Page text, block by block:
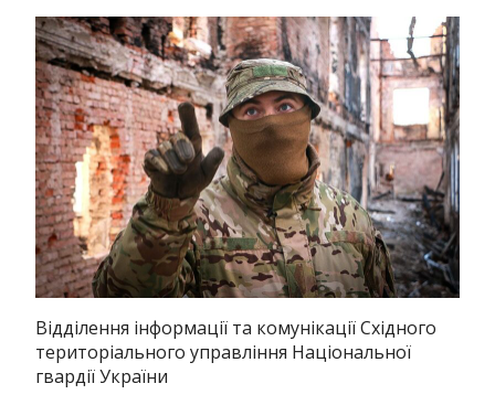
Відділення інформації та комунікації Східного
територіального управління Національної
гвардії України